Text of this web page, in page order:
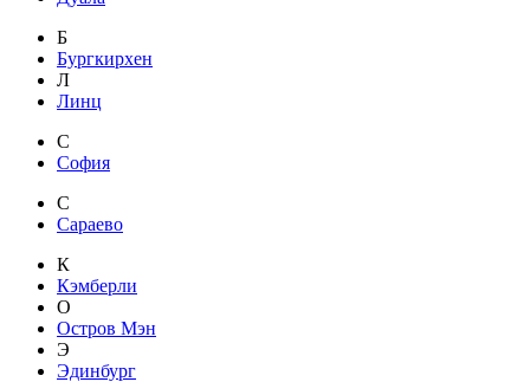
Б
Бургкирхен
Л
Линц
С
София
С
Сараево
К
Кэмберли
О
Остров Мэн
Э
Эдинбург